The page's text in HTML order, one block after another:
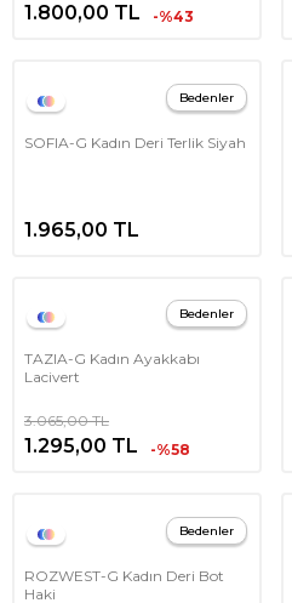
1.800,00 TL -%43
Bedenler
SOFIA-G Kadın Deri Terlik Siyah
1.965,00 TL
Bedenler
TAZIA-G Kadın Ayakkabı
Lacivert
3.065,00TL
1.295,00 TL -%58
Bedenler
ROZWEST-G Kadın Deri Bot
Haki